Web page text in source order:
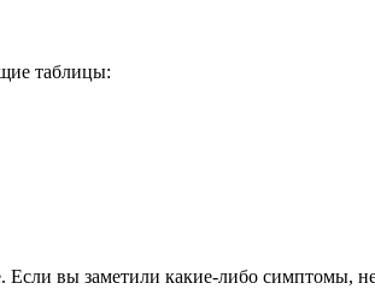
таблицы:
Если вы заметили какие-либо симптомы,